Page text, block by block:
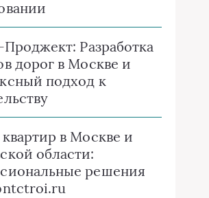
Проджект: Разработка
дорог в Москве и
подход к
в Москве и
области:
решения